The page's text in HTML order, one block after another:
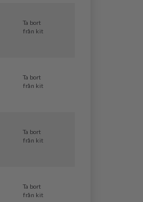
Ta bort
från kit
Ta bort
från kit
Ta bort
från kit
Ta bort
från kit